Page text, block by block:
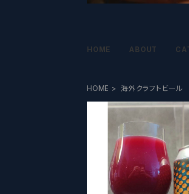
HOME ABOUT
HOME 海外クラフトビール